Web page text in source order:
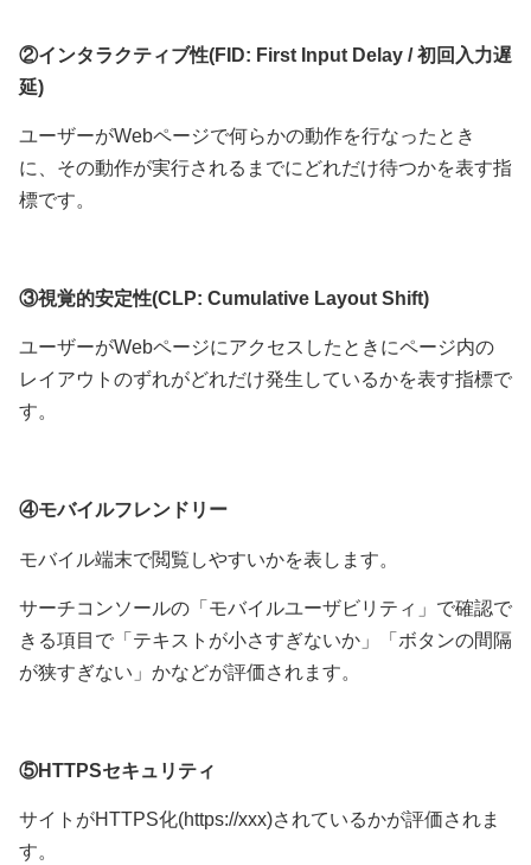
②インタラクティブ性(FID: First Input Delay / 初回入力遅
延)
ユーザーがWebページで何らかの動作を行なったとき
に、その動作が実行されるまでにどれだけ待つかを表す指
標です。
③視覚的安定性(CLP: Cumulative Layout Shift)
ユーザーがWebページにアクセスしたときにページ内の
レイアウトのずれがどれだけ発生しているかを表す指標で
す。
④モバイルフレンドリー
モバイル端末で閲覧しやすいかを表します。
サーチコンソールの「モバイルユーザビリティ」で確認で
きる項目で「テキストが小さすぎないか」「ボタンの間隔
が狭すぎない」かなどが評価されます。
⑤HTTPSセキュリティ
サイトがHTTPS化(https://xxx)されているかが評価されま
す。